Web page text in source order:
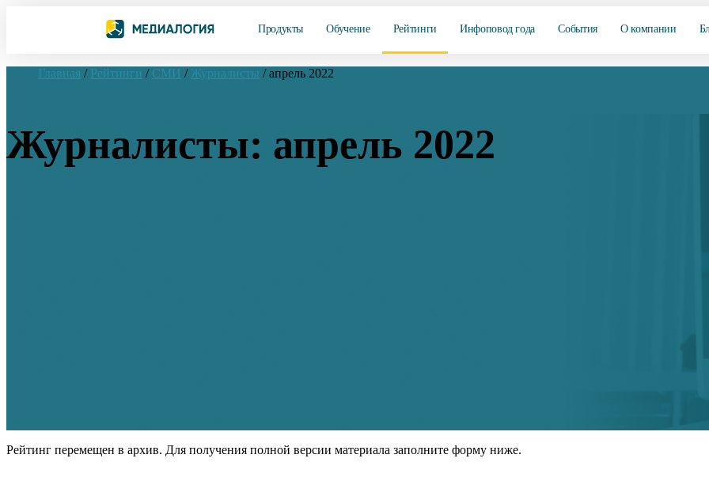
Продукты Обучение Рейтинги Инфоповод года События О компании
Главная / Рейтинги / СМИ / Журналисты / апрель 2022
Журналисты: апрель 2022
Рейтинг перемещен в архив. Для получения полной версии материала заполните форму ниже.